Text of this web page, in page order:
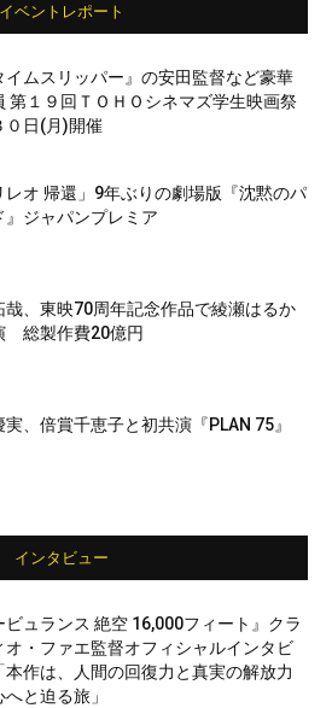
イベントレポート
イムスリッパー』の安田監督など豪華
第１９回ＴＯＨＯシネマズ学生映画祭
０日(月)開催
レオ 帰還」9年ぶりの劇場版『沈黙のパ
』ジャパンプレミア
哉、東映70周年記念作品で綾瀬はるか
総製作費20億円
実、倍賞千恵子と初共演『PLAN 75』
インタビュー
ビュランス 絶空 16,000フィート』クラ
オ・ファエ監督オフィシャルインタビ
本作は、人間の回復力と真実の解放力
と迫る旅」